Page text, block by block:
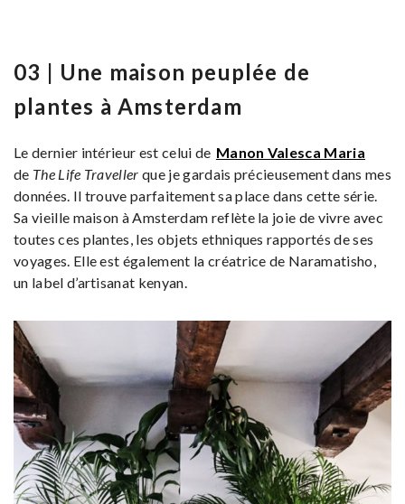
03 | Une maison peuplée de
plantes à Amsterdam
Le dernier intérieur est celui de Manon Valesca Maria
de The Life Traveller que je gardais précieusement dans mes
données. Il trouve parfaitement sa place dans cette série.
Sa vieille maison à Amsterdam reflète la joie de vivre avec
toutes ces plantes, les objets ethniques rapportés de ses
voyages. Elle est également la créatrice de Naramatisho,
un label d’artisanat kenyan.